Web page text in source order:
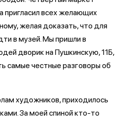
пригласил всех желающих
желая доказать, что для
в музей. Мы пришли в
дворик на Пушкинскую, 11Б,
самые честные разговоры об
художников, приходилось
За моей спиной кто-то